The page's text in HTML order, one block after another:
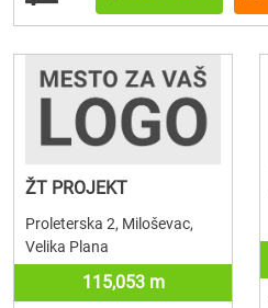
ŽT PROJEKT
Proleterska 2, Miloševac,
Velika Plana
115,053 m